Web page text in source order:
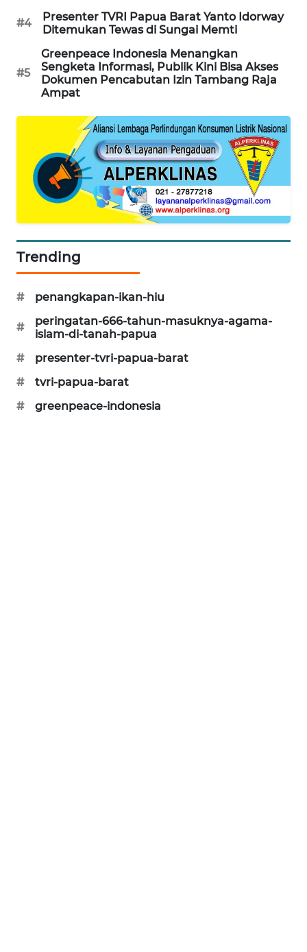
#4
Presenter TVRI Papua Barat Yanto Idorway
Ditemukan Tewas di Sungai Memti
#5
Greenpeace Indonesia Menangkan
Sengketa Informasi, Publik Kini Bisa Akses
Dokumen Pencabutan Izin Tambang Raja
Ampat
Trending
# penangkapan-ikan-hiu
#
peringatan-666-tahun-masuknya-agama-
islam-di-tanah-papua
#
presenter-tvri-papua-barat
#
tvri-papua-barat
#
greenpeace-indonesia
GARONGGANG
NEWS
FISUELRI
ID
CILEUNGSI
NEWS
BERKAT
BERAMPU
ANUGERAH
NEWS
AKHLAK
ID